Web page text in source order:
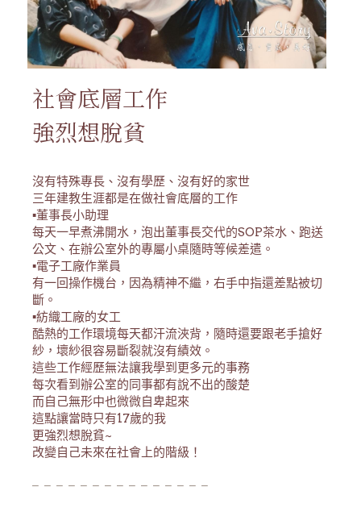
社會底層工作
強烈想脫貧
沒有特殊專長、沒有學歷、沒有好的家世
三年建教生涯都是在做社會底層的工作
▪️董事長小助理
每天一早煮沸開水，泡出董事長交代的SOP茶水、跑送
公文、在辦公室外的專屬小桌隨時等候差遣。
▪️電子工廠作業員
有一回操作機台，因為精神不繼，右手中指還差點被切
斷。
▪️紡織工廠的女工
酷熱的工作環境每天都汗流浹背，隨時還要跟老手搶好
紗，壞紗很容易斷裂就沒有績效。
這些工作經歷無法讓我學到更多元的事務
每次看到辦公室的同事都有說不出的酸楚
而自己無形中也微微自卑起來
這點讓當時只有17歲的我
更強烈想脫貧~
改變自己未來在社會上的階級！
╴╴╴╴╴╴╴╴╴╴╴╴╴╴╴